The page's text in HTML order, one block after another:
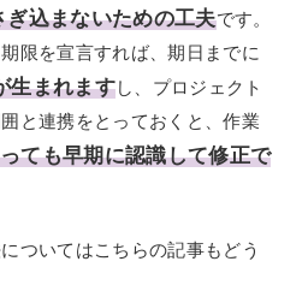
ぎ込まないための工夫です。
限を宣言すれば、期日までに
生まれますし、プロジェクト
と連携をとっておくと、作業
ても早期に認識して修正で
ついてはこちらの記事もどう